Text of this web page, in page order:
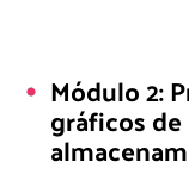
Módulo 2:
gráficos